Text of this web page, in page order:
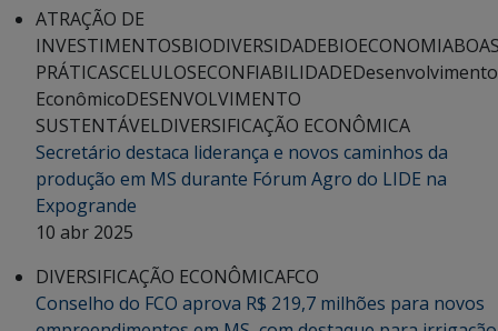
ATRAÇÃO DE
INVESTIMENTOSBIODIVERSIDADEBIOECONOMIA
PRÁTICASCELULOSECONFIABILIDADEDesenvolvimento
EconômicoDESENVOLVIMENTO
SUSTENTÁVELDIVERSIFICAÇÃO ECONÔMICA
Secretário destaca liderança e novos caminhos da
produção em MS durante Fórum Agro do LIDE na
Expogrande
10 abr 2025
DIVERSIFICAÇÃO ECONÔMICAFCO
Conselho do FCO aprova R$ 219,7 milhões para novos